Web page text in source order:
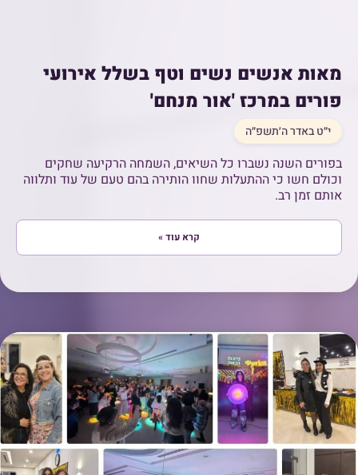
מאות אנשים נשים וטף בשלל אירועי
פורים במרכז 'אור מנחם'
י״ט באדר ה׳תשפ״ה
בפורים השנה נשברו כל השיאים, השמחה הרקיעה שחקים
וכולם חשו כי ההתעלות שחוו הותירה בהם טעם של עוד ותלווה
אותם זמן רב.
קרא עוד »